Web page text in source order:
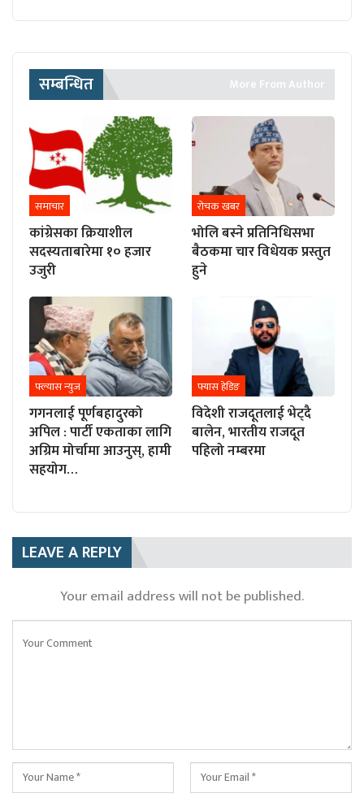
सम्बन्धित More From Author
समाचार
कांग्रेसका क्रियाशील
सदस्यताबारेमा १० हजार
उजुरी
रोचक खबर
भोलि बस्ने प्रतिनिधिसभा
बैठकमा चार विधेयक प्रस्तुत
हुने
फ्ल्यास न्युज
गगनलाई पूर्णबहादुरको
अपिल : पार्टी एकताका लागि
अग्रिम मोर्चामा आउनुस्, हामी
सहयोग…
फ्यास हेडिङ
विदेशी राजदूतलाई भेट्दै
बालेन, भारतीय राजदूत
पहिलो नम्बरमा
LEAVE A REPLY
Your email address will not be published.